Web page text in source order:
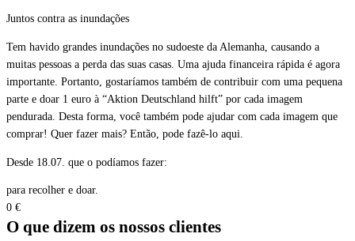
Juntos contra as inundações
Tem havido grandes inundações no sudoeste da Alemanha, causando a
muitas pessoas a perda das suas casas. Uma ajuda financeira rápida é agora
importante. Portanto, gostaríamos também de contribuir com uma pequena
parte e doar 1 euro à “Aktion Deutschland hilft” por cada imagem
pendurada. Desta forma, você também pode ajudar com cada imagem que
comprar! Quer fazer mais? Então, pode fazê-lo aqui.
Desde 18.07. que o podíamos fazer:
para recolher e doar.
0 €
O que dizem os nossos clientes